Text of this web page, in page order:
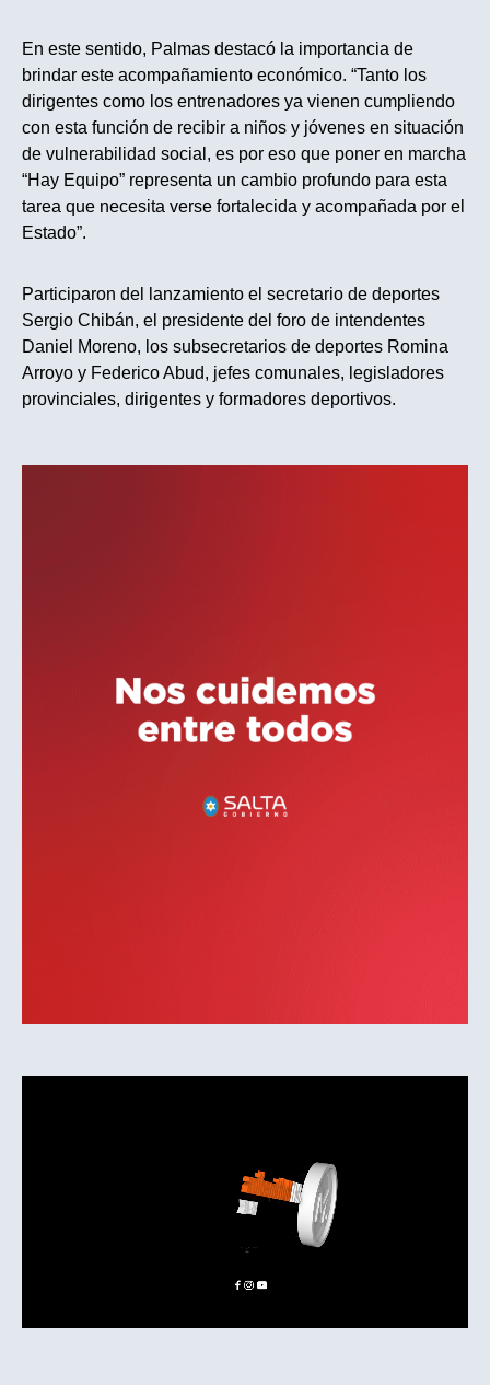
En este sentido, Palmas destacó la importancia de
brindar este acompañamiento económico. “Tanto los
dirigentes como los entrenadores ya vienen cumpliendo
con esta función de recibir a niños y jóvenes en situación
de vulnerabilidad social, es por eso que poner en marcha
“Hay Equipo” representa un cambio profundo para esta
tarea que necesita verse fortalecida y acompañada por el
Estado”.
Participaron del lanzamiento el secretario de deportes
Sergio Chibán, el presidente del foro de intendentes
Daniel Moreno, los subsecretarios de deportes Romina
Arroyo y Federico Abud, jefes comunales, legisladores
provinciales, dirigentes y formadores deportivos.